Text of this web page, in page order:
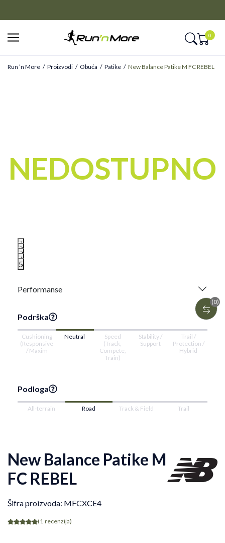
0
Run ’n More Proizvodi Obuća Patike New Balance Patike M FC REBEL
(0)
1
2
3
4
5
NEDOSTUPNO
Performanse
Podrška
Cushioning
(Responsive
/ Maxim
Neutral
Speed
(Track,
Compete,
Train)
Stability /
Support
Trail /
Protection /
Hybrid
Podloga
All-terrain Road Track & Field Trail
New Balance Patike M
FC REBEL
Šifra proizvoda: MFCXCE4
(1 recenzija)